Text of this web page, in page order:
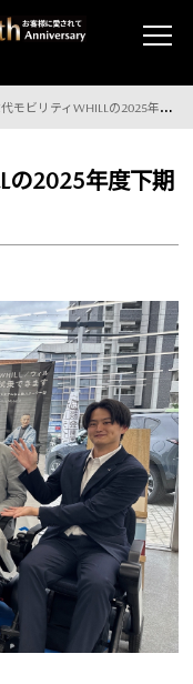
リティWHILLの2025年度下期表彰*-☆
の2025年度下期